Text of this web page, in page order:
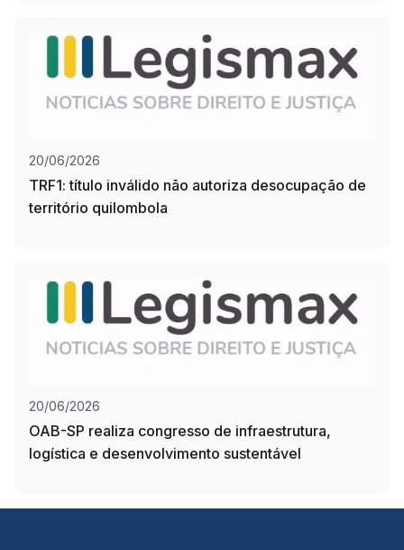
20/06/2026
TRF1: título inválido não autoriza desocupação de
território quilombola
20/06/2026
OAB-SP realiza congresso de infraestrutura,
logística e desenvolvimento sustentável